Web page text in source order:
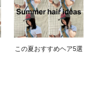
この夏おすすめヘア5選